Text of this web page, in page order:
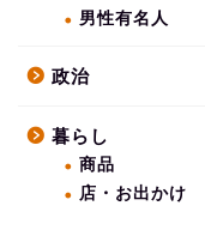
男性有名人
政治
暮らし
商品
店・お出かけ